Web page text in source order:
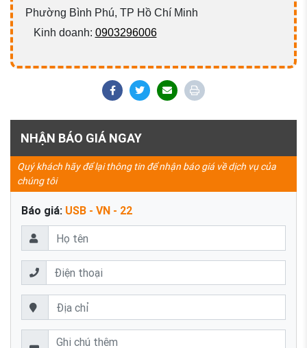
Phường Bình Phú, TP Hồ Chí Minh
Kinh doanh: 0903296006
NHẬN BÁO GIÁ NGAY
Quý khách hãy để lại thông tin để nhận báo giá về dịch vụ của
chúng tôi
Báo giá: USB - VN - 22